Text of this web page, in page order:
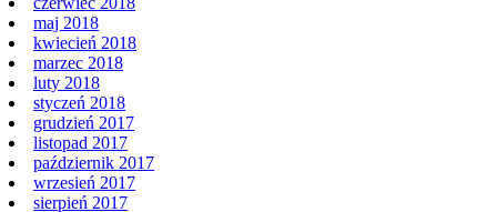
maj 2018
kwiecień 2018
marzec 2018
luty 2018
styczeń 2018
grudzień 2017
listopad 2017
październik 2017
wrzesień 2017
sierpień 2017